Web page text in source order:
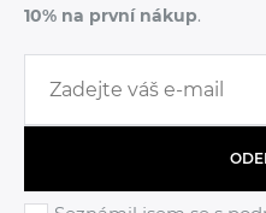
10% na první nákup.